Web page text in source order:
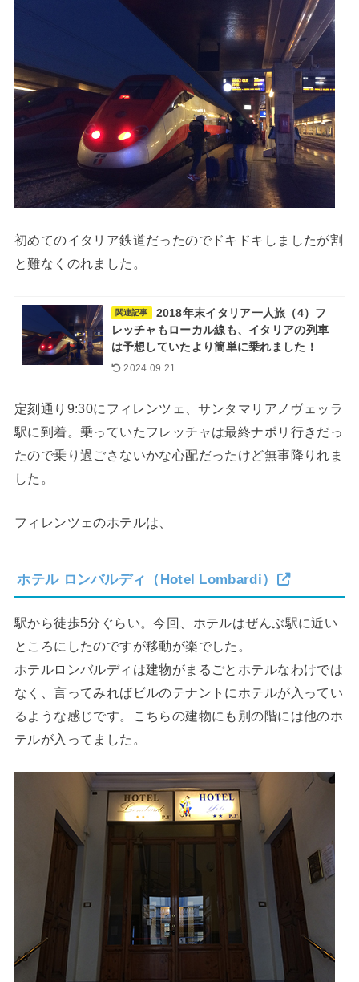
初めてのイタリア鉄道だったのでドキドキしましたが割
と難なくのれました。
関連記事
2018年末イタリア一人旅（4）フ
レッチャもローカル線も、イタリアの列車
は予想していたより簡単に乗れました！
2024.09.21
定刻通り9:30にフィレンツェ、サンタマリアノヴェッラ
駅に到着。乗っていたフレッチャは最終ナポリ行きだっ
たので乗り過ごさないかな心配だったけど無事降りれま
した。
フィレンツェのホテルは、
ホテル ロンバルディ（Hotel Lombardi）
駅から徒歩5分ぐらい。今回、ホテルはぜんぶ駅に近い
ところにしたのですが移動が楽でした。
ホテルロンバルディは建物がまるごとホテルなわけでは
なく、言ってみればビルのテナントにホテルが入ってい
るような感じです。こちらの建物にも別の階には他のホ
テルが入ってました。